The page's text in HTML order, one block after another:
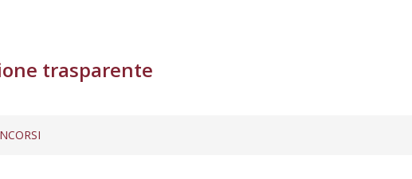
trasparente